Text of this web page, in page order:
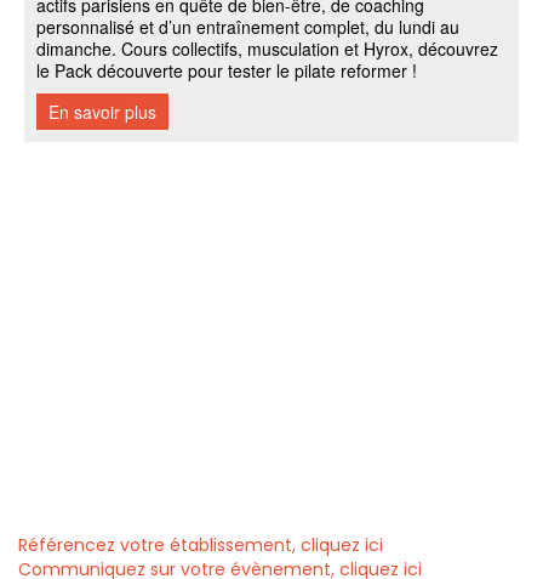
Référencez votre établissement, cliquez ici
Communiquez sur votre évènement, cliquez ici